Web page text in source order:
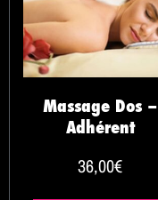
Massage Dos –
Adhérent
36,00€